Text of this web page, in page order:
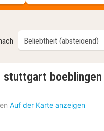
stuttgart boeblingen
Auf der Karte anzeigen